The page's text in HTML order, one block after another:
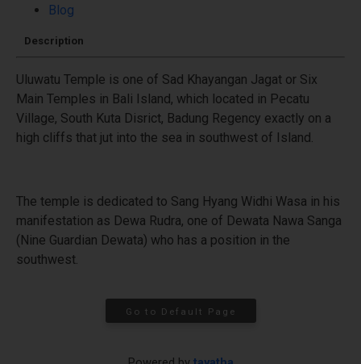
Blog
Description
Uluwatu Temple is one of Sad Khayangan Jagat or Six
Main Temples in Bali Island, which located in Pecatu
Village, South Kuta Disrict, Badung Regency exactly on a
high cliffs that jut into the sea in southwest of Island.
The temple is dedicated to Sang Hyang Widhi Wasa in his
manifestation as Dewa Rudra, one of Dewata Nawa Sanga
(Nine Guardian Dewata) who has a position in the
southwest.
Go to Default Page